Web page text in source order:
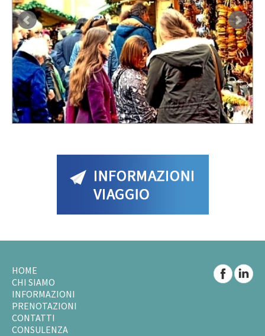
HOME
CHI SIAMO
INFORMAZIONI
PRENOTAZIONI
CONTATTI
CONSULENZA